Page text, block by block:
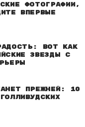
фотографии,
впервые
Вот как
звезды с
прежней: 10